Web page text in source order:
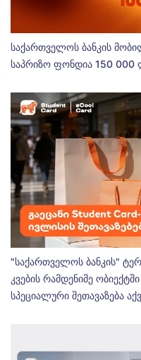
საქართველოს ბანკის
საპრიზო ფონდია 150 000
"საქართველოს ბანკის"
კვების რამდენიმე
სპეციალური შეთავაზება